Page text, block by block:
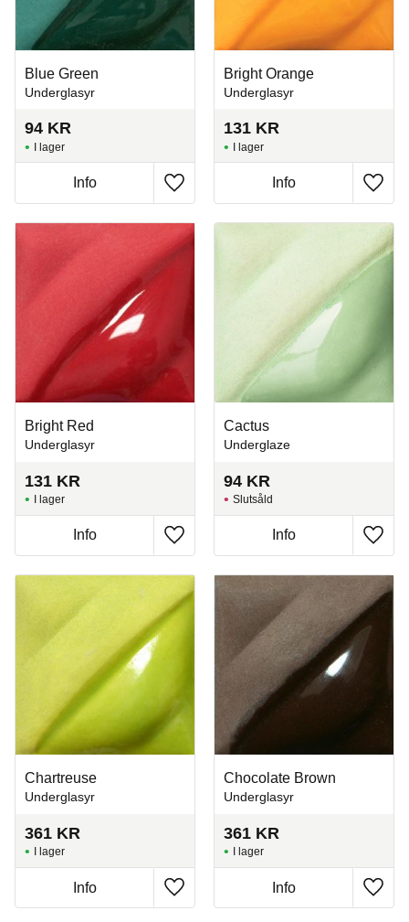
Blue Green
Underglasyr
94 KR
Lägg till i favoriter
I lager
Info
Bright Orange
Underglasyr
131 KR
Lägg
I lager
Info
Bright Red
Underglasyr
131 KR
Lägg till i favoriter
I lager
Info
Cactus
Underglaze
94 KR
Lägg
Slutsåld
Info
Chartreuse
Underglasyr
361 KR
Lägg till i favoriter
I lager
Info
Chocolate Brown
Underglasyr
361 KR
Lägg
I lager
Info